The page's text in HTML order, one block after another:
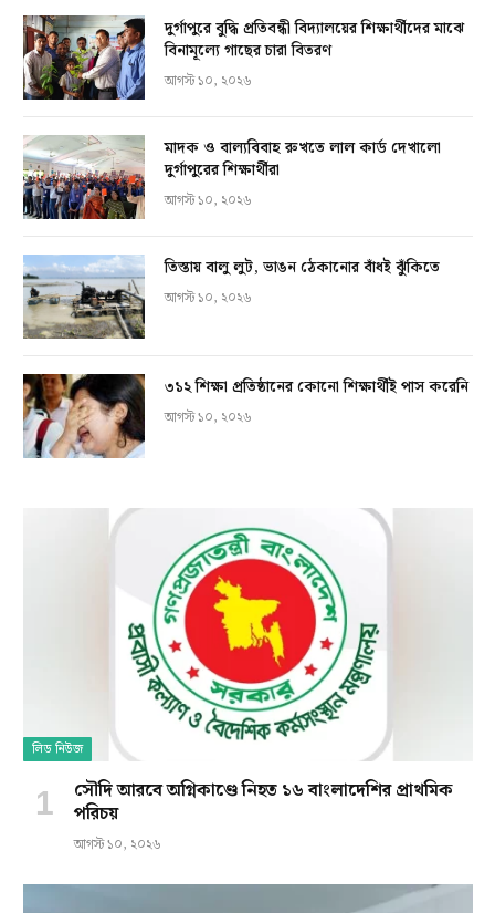
দুর্গাপুরে বুদ্ধি প্রতিবন্ধী বিদ্যালয়ের শিক্ষার্থীদের মাঝে
বিনামূল্যে গাছের চারা বিতরণ
আগস্ট ১০, ২০২৬
মাদক ও বাল্যবিবাহ রুখতে লাল কার্ড দেখালো
দুর্গাপুরের শিক্ষার্থীরা
আগস্ট ১০, ২০২৬
তিস্তায় বালু লুট, ভাঙন ঠেকানোর বাঁধই ঝুঁকিতে
আগস্ট ১০, ২০২৬
৩১২ শিক্ষা প্রতিষ্ঠানের কোনো শিক্ষার্থীই পাস করেনি
আগস্ট ১০, ২০২৬
লিড নিউজ
সৌদি আরবে অগ্নিকাণ্ডে নিহত ১৬ বাংলাদেশির প্রাথমিক
পরিচয়
আগস্ট ১০, ২০২৬